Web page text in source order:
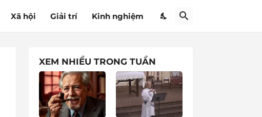
Xã hội Giải trí Kinh nghiệm
XEM NHIỀU TRONG TUẦN